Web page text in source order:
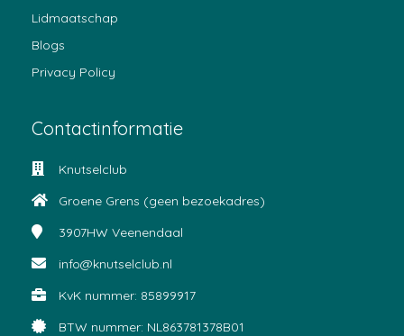
Lidmaatschap
Blogs
Privacy Policy
Contactinformatie
Knutselclub
Groene Grens (geen bezoekadres)
3907HW Veenendaal
info@knutselclub.nl
KvK nummer: 85899917
BTW nummer: NL863781378B01